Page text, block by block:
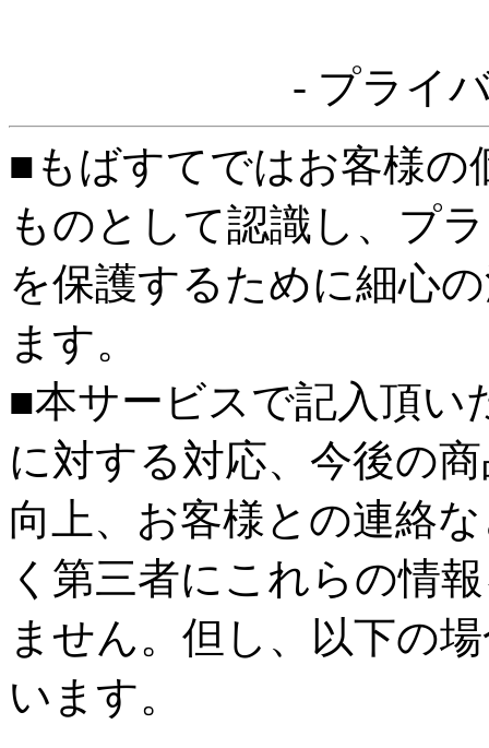
- プライ
■もばすてではお客様の
ものとして認識し、プ
を保護するために細心
ます。
■本サービスで記入頂い
に対する対応、今後の
向上、お客様との連絡
く第三者にこれらの情
ません。但し、以下の
います。